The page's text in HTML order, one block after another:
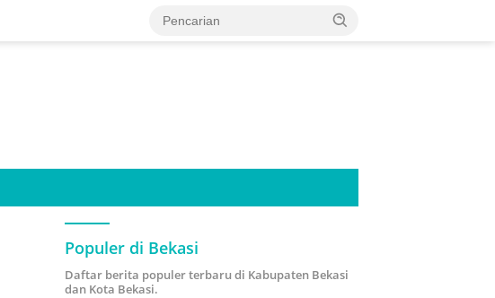
Populer di Bekasi
Daftar berita populer terbaru di Kabupaten Bekasi
dan Kota Bekasi.